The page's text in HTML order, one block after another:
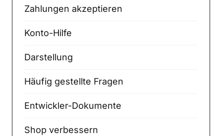
Zahlungen akzeptieren
Konto-Hilfe
Darstellung
Häufig gestellte Fragen
Entwickler-Dokumente
Shop verbessern